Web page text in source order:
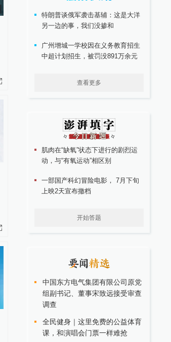
特朗普谈俄军袭击基辅：这是大洋
另一边的事，我们没掺和
广州增城一学校因在义务教育招生
中超计划招生，被罚没891万余元
查看更多
肌肉在“缺氧”状态下进行的剧烈运
动，与“有氧运动”相区别
一部国产科幻冒险电影， 7月下旬
上映2天宣布撤档
开始答题
中国东方电气集团有限公司原党
组副书记、董事宋致远接受审查
调查
全民健身｜这里免费的公益体育
课，和演唱会门票一样难抢